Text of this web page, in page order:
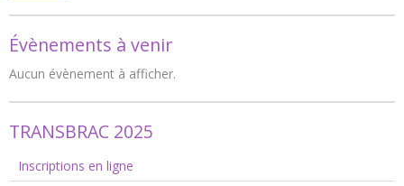
Évènements à venir
Aucun évènement à afficher.
TRANSBRAC 2025
Inscriptions en ligne